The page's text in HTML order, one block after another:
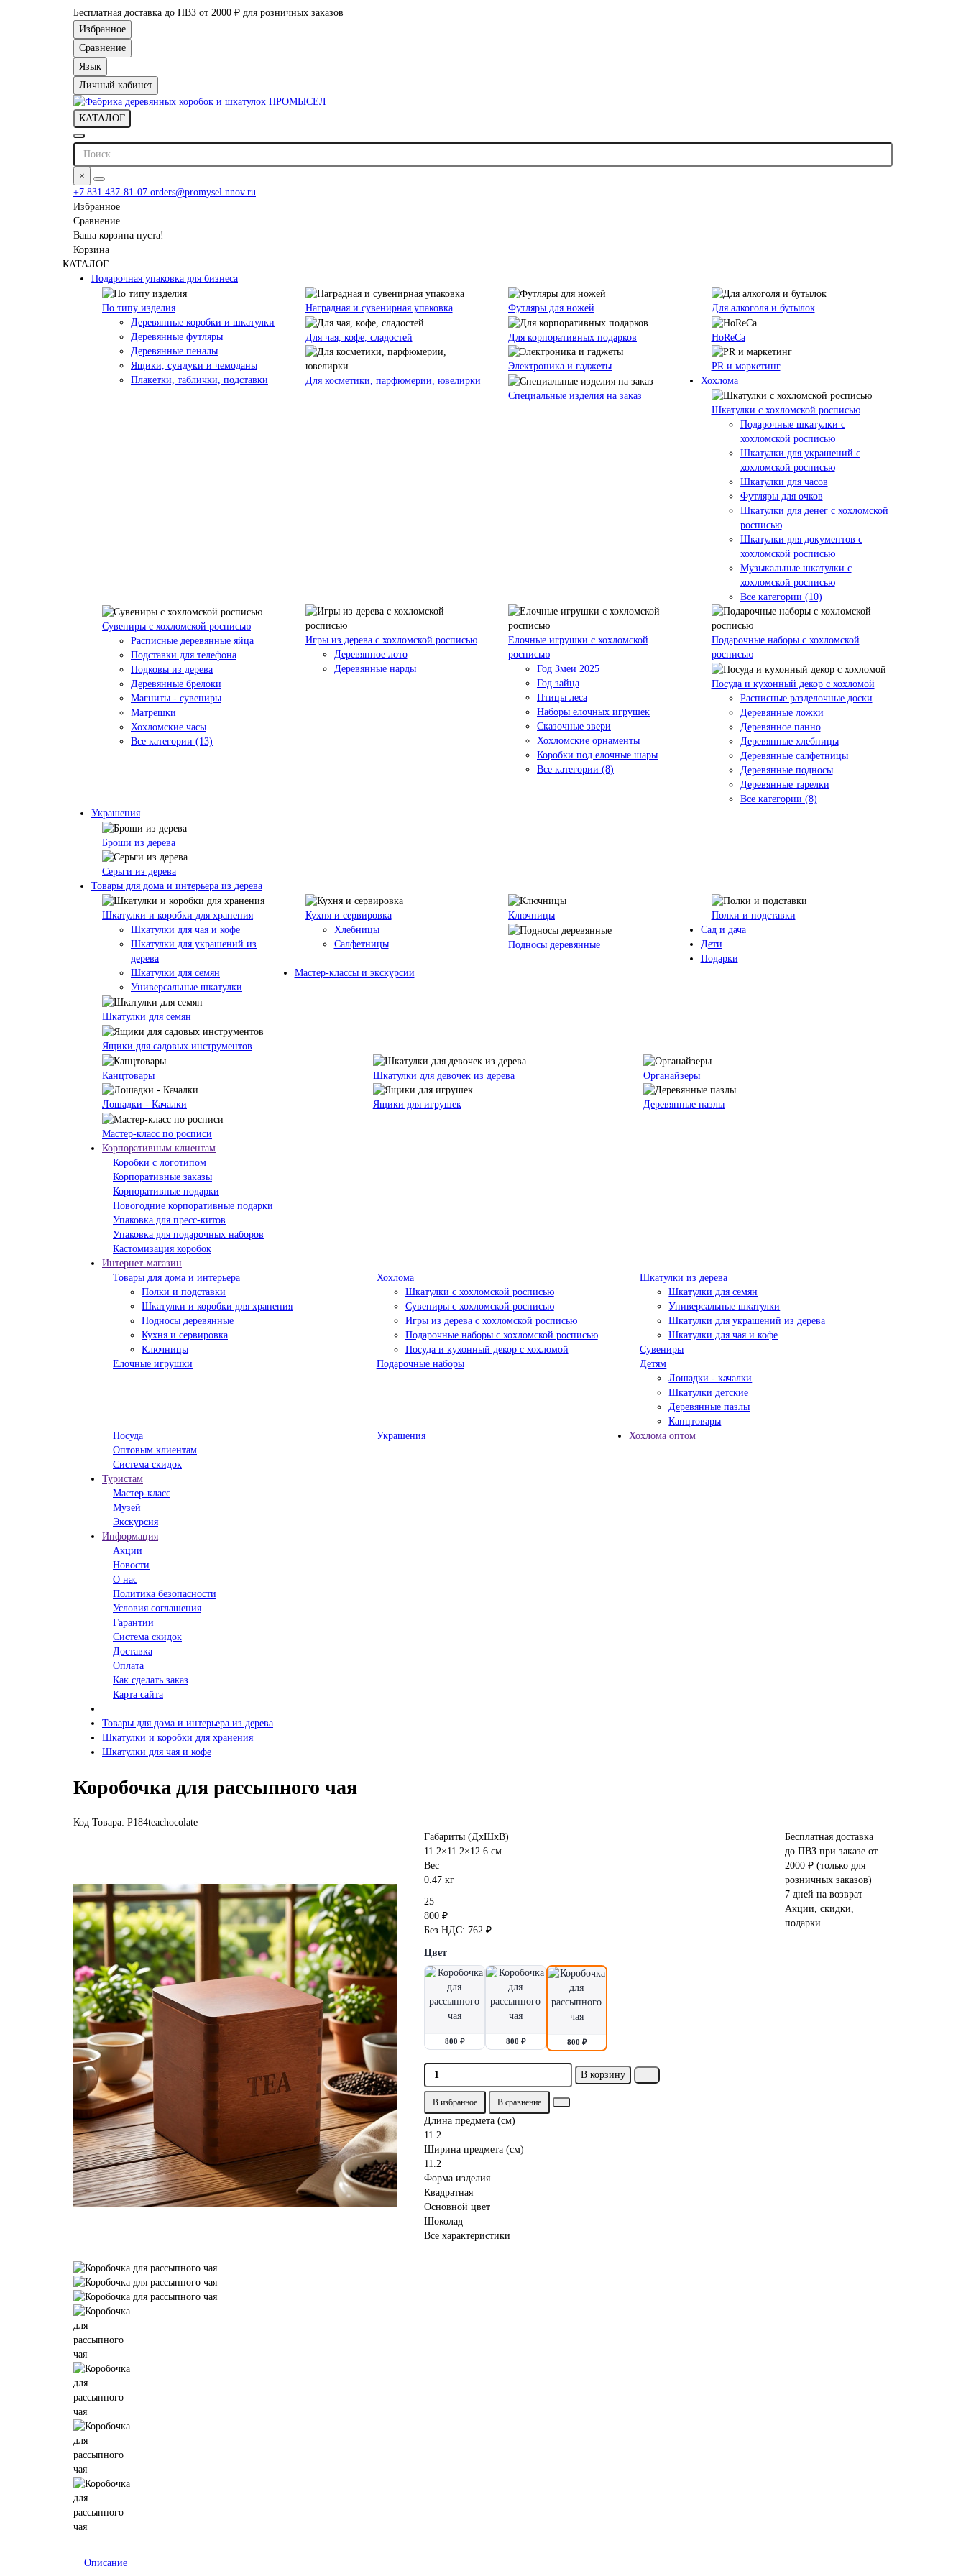
Бесплатная доставка до ПВЗ от 2000 ₽ для розничных заказов
Избранное
Сравнение
Язык
Личный кабинет
КАТАЛОГ
×
+7 831 437-81-07 orders@promysel.nnov.ru
Избранное
Сравнение
Ваша корзина пуста!
Корзина
КАТАЛОГ
Подарочная упаковка для бизнеса
По типу изделия
Деревянные коробки и шкатулки
Деревянные футляры
Деревянные пеналы
Ящики, сундуки и чемоданы
Плакетки, таблички, подставки
Наградная и сувенирная упаковка Футляры для ножей Для алкоголя и бутылок
Для чая, кофе, сладостей Для корпоративных подарков HoReCa
Для косметики, парфюмерии, ювелирки
Электроника и гаджеты PR и маркетинг
Специальные изделия на заказ
Хохлома
Шкатулки с хохломской росписью
Подарочные шкатулки с
хохломской росписью
Шкатулки для украшений с
хохломской росписью
Шкатулки для часов
Футляры для очков
Шкатулки для денег с хохломской
росписью
Шкатулки для документов с
хохломской росписью
Музыкальные шкатулки с
хохломской росписью
Все категории (10)
Сувениры с хохломской росписью
Расписные деревянные яйца
Подставки для телефона
Подковы из дерева
Деревянные брелоки
Магниты - сувениры
Матрешки
Хохломские часы
Все категории (13)
Игры из дерева с хохломской росписью
Деревянное лото
Деревянные нарды
Елочные игрушки с хохломской
росписью
Год Змеи 2025
Год зайца
Птицы леса
Наборы елочных игрушек
Сказочные звери
Хохломские орнаменты
Коробки под елочные шары
Все категории (8)
Подарочные наборы с хохломской
росписью
Посуда и кухонный декор с хохломой
Расписные разделочные доски
Деревянные ложки
Деревянное панно
Деревянные хлебницы
Деревянные салфетницы
Деревянные подносы
Деревянные тарелки
Все категории (8)
Украшения
Броши из дерева
Серьги из дерева
Товары для дома и интерьера из дерева
Шкатулки и коробки для хранения
Шкатулки для чая и кофе
Шкатулки для украшений из
дерева
Шкатулки для семян
Универсальные шкатулки
Кухня и сервировка
Хлебницы
Салфетницы
Ключницы Полки и подставки
Подносы деревянные
Сад и дача
Шкатулки для семян
Ящики для садовых инструментов
Дети
Канцтовары Шкатулки для девочек из дерева Органайзеры
Лошадки - Качалки Ящики для игрушек Деревянные пазлы
Подарки
Мастер-классы и экскурсии
Мастер-класс по росписи
Корпоративным клиентам
Коробки с логотипом
Корпоративные заказы
Корпоративные подарки
Новогодние корпоративные подарки
Упаковка для пресс-китов
Упаковка для подарочных наборов
Кастомизация коробок
Интернет-магазин
Товары для дома и интерьера
Полки и подставки
Шкатулки и коробки для хранения
Подносы деревянные
Кухня и сервировка
Ключницы
Хохлома
Шкатулки с хохломской росписью
Сувениры с хохломской росписью
Игры из дерева с хохломской росписью
Подарочные наборы с хохломской росписью
Посуда и кухонный декор с хохломой
Шкатулки из дерева
Шкатулки для семян
Универсальные шкатулки
Шкатулки для украшений из дерева
Шкатулки для чая и кофе
Сувениры
Елочные игрушки
Подарочные наборы
Детям
Лошадки - качалки
Шкатулки детские
Деревянные пазлы
Канцтовары
Посуда
Украшения
Хохлома оптом
Оптовым клиентам
Система скидок
Туристам
Мастер-класс
Музей
Экскурсия
Информация
Акции
Новости
О нас
Политика безопасности
Условия соглашения
Гарантии
Система скидок
Доставка
Оплата
Как сделать заказ
Карта сайта
Товары для дома и интерьера из дерева
Шкатулки и коробки для хранения
Шкатулки для чая и кофе
Коробочка для рассыпного чая
Код Товара: P184teachocolate
Габариты (ДхШхВ)
11.2×11.2×12.6 см
Вес
0.47 кг
25
800 ₽
Без НДС: 762 ₽
Цвет
800 ₽ 800 ₽ 800 ₽
В корзину
В избранное В сравнение
Длина предмета (см)
11.2
Ширина предмета (см)
11.2
Форма изделия
Квадратная
Основной цвет
Шоколад
Все характеристики
Бесплатная доставка
до ПВЗ при заказе от
2000 ₽ (только для
розничных заказов)
7 дней на возврат
Акции, скидки,
подарки
Описание